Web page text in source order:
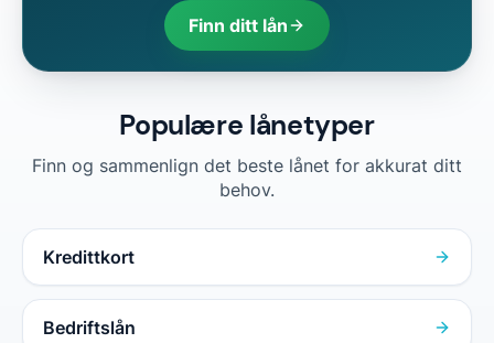
Finn ditt lån
Populære lånetyper
Finn og sammenlign det beste lånet for akkurat ditt
behov.
Kredittkort
Bedriftslån